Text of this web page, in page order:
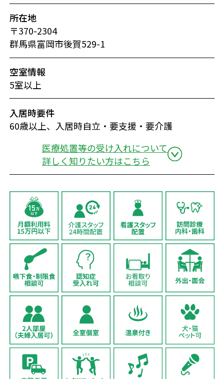
所在地
〒370-2304
群馬県富岡市後賀529-1
空室情報
5室以上
入居時要件
60歳以上、入居時自立・要支援・要介護
医療処置等の受け入れについて
詳しく知りたい方はこちら